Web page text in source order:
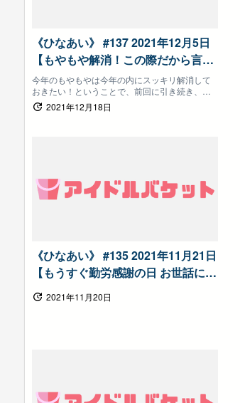
《ひなあい》 #137 2021年12月5日
【もやもや解消！この際だから言っ
ておこう（後半）】日向坂で会いま
しょう
今年のもやもやは今年の内にスッキリ解消して
おきたい！ということで、前回に引き続き、溜
まったクレームを大精算！
2021年12月18日
《ひなあい》 #135 2021年11月21日
【もうすぐ勤労感謝の日 お世話にな
っているパイセンをおもてなししま
しょうTV！！】日向坂で会いましょ
2021年11月20日